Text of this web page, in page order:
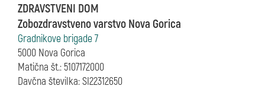
ZDRAVSTVENI DOM
Zobozdravstveno varstvo Nova Gorica
Gradnikove brigade 7
5000 Nova Gorica
Matična št.: 5107172000
Davčna številka: SI22312650